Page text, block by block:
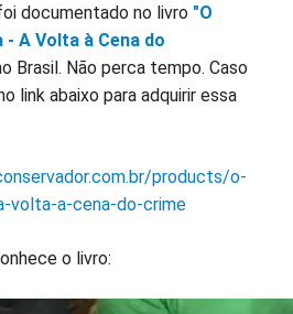
documentado no livro "O
A Volta à Cena do
Brasil. Não perca tempo. Caso
link abaixo para adquirir essa
products/o-
volta-a-cena-do-crime
o livro: